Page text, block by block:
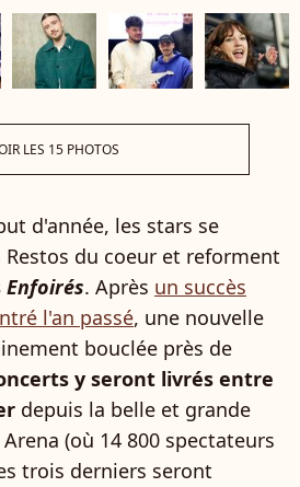
LES 15 PHOTOS
d'année, les stars se
du coeur et reforment
Enfoirés. Après un succès
l'an passé, une nouvelle
bouclée près de
y seront livrés entre
depuis la belle et grande
(où 14 800 spectateurs
trois derniers seront